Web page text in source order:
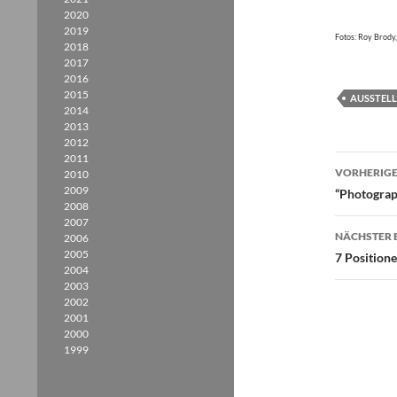
Fotos: Roy
NÄCHSTER
7
2020
2019
2018
2017
2016
2015
2014
2013
2012
2011
2010
2009
2008
2007
2006
2005
2004
2003
2002
2001
2000
1999